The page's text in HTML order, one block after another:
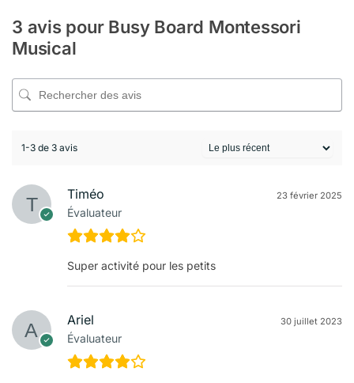
3 avis pour Busy Board Montessori
Musical
1-3 de 3 avis
Timéo
Évaluateur
23 février 2025
Super activité pour les petits
Ariel
Évaluateur
30 juillet 2023